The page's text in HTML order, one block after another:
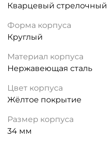
Кварцевый стрелочный
Форма корпуса
Круглый
Материал корпуса
Нержавеющая сталь
Цвет корпуса
Жёлтое покрытие
Размер корпуса
34 мм